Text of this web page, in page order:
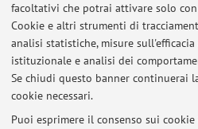
facoltativi che potrai attivare solo
Cookie e altri strumenti di
analisi statistiche, misure
istituzionale e analisi dei
Se chiudi questo banner continuerai
cookie necessari.
Puoi esprimere il consenso sui
3